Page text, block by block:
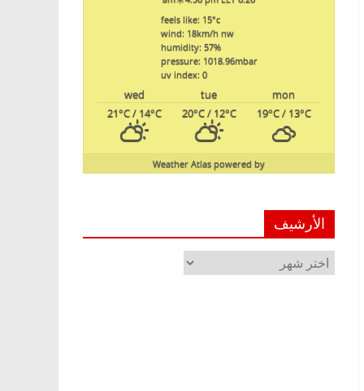
feels like: 15°c
wind: 18km/h nw
humidity: 57%
pressure: 1018.96mbar
uv index: 0
mon
tue
wed
19°C/ 13°C
20°C/ 12°C
21°C/ 14°C
powered by
Weather Atlas
الأرشيف
الأرشيف